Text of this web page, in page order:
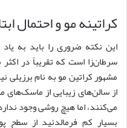
کراتینه مو و احتمال
این نکته ضروری را باید به
سرطان‌زا است که تقریباً در
مشهور کراتین مو به نام برزیلی
از سالن‌های زیبایی از ماسک‌های
می‌کنند، اما هیچ روشی وجود
بسیار کم فرمالدئید از سطح